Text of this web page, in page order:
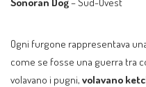
Ogni furgone rappresentava
come se fosse una guerra tra
volavano i pugni, volavano